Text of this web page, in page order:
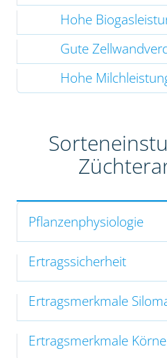
Hohe
Gute
Hohe
Pflanzenphysiologie
Ertragssicherheit
Ertragsmerkmale
Ertragsmerkmale